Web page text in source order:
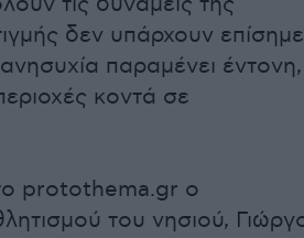
δεν υπάρχουν
παραμένει έντονη,
κοντά σε
protothema.gr ο
του νησιού,